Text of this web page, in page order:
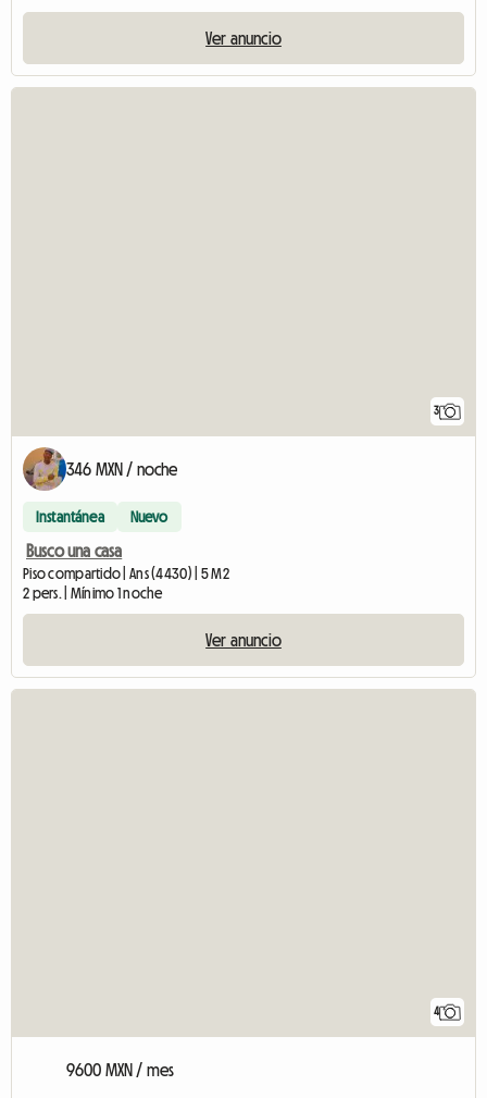
Ver anuncio
3
346 MXN / noche
Instantánea Nuevo
Busco una casa
Piso compartido | Ans (4430) | 5 M2
2 pers. | Mínimo 1 noche
Ver anuncio
4
9600 MXN / mes